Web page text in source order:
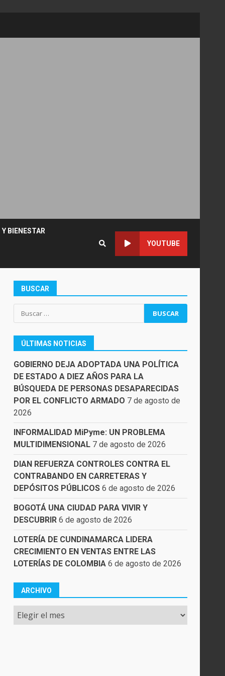
BIENESTAR
YOUTUBE
BUSCAR
Buscar:
ÚLTIMAS NOTICIAS
GOBIERNO DEJA ADOPTADA UNA POLÍTICA
DE ESTADO A DIEZ AÑOS PARA LA
BÚSQUEDA DE PERSONAS DESAPARECIDAS
POR EL CONFLICTO ARMADO 7 de agosto de
2026
INFORMALIDAD MiPyme: UN PROBLEMA
MULTIDIMENSIONAL 7 de agosto de 2026
DIAN REFUERZA CONTROLES CONTRA EL
CONTRABANDO EN CARRETERAS Y
DEPÓSITOS PÚBLICOS 6 de agosto de 2026
BOGOTÁ UNA CIUDAD PARA VIVIR Y
DESCUBRIR 6 de agosto de 2026
LOTERÍA DE CUNDINAMARCA LIDERA
CRECIMIENTO EN VENTAS ENTRE LAS
LOTERÍAS DE COLOMBIA 6 de agosto de 2026
ARCHIVO
Archivo